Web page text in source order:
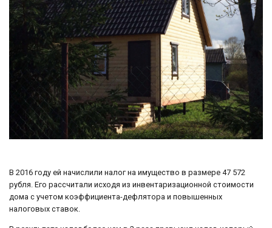
В 2016 году ей начислили налог на имущество в размере 47 572
рубля. Его рассчитали исходя из инвентаризационной стоимости
дома с учетом коэффициента-дефлятора и повышенных
налоговых ставок.